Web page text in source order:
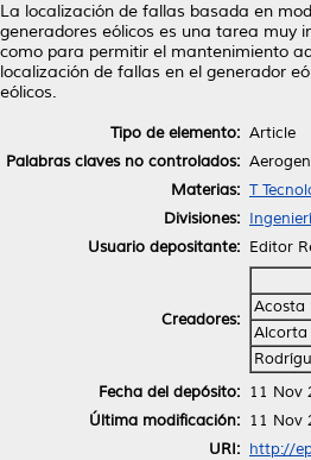
La localización de fallas basada en
generadores eólicos es una tarea muy
como para permitir el mantenimiento
localización de fallas en el generador
eólicos.
Tipo de elemento: Article
Palabras claves no controlados:
Materias: T
Divisiones:
Usuario depositante: Editor
Creadores:
Acosta
Alcorta
Fecha del depósito: 11 Nov
Última modificación: 11 Nov
URI: http://